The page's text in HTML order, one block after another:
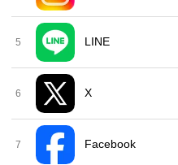
5 LINE
6 X
7 Facebook